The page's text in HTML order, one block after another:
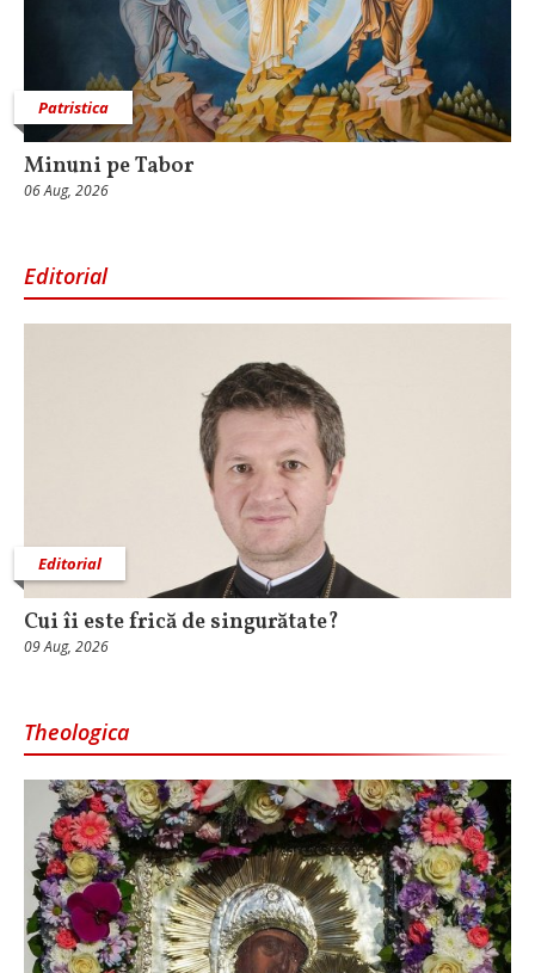
Patristica
Minuni pe Tabor
06 Aug, 2026
Editorial
Editorial
Cui îi este frică de singurătate?
09 Aug, 2026
Theologica